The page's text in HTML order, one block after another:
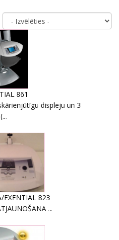
861
displeju un 3
EXENTIAL 823
...